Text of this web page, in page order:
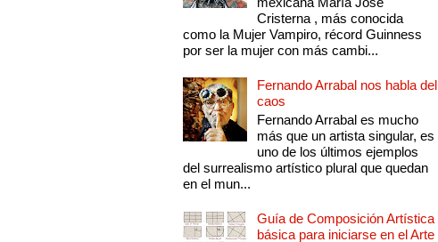
Cristerna , más conocida
como la Mujer Vampiro, récord Guinness
por ser la mujer con más cambi...
Fernando Arrabal nos habla del
caos
Fernando Arrabal es mucho
más que un artista singular, es
uno de los últimos ejemplos
del surrealismo artístico plural que quedan
en el mun...
Guía de Composición Artística
básica para iniciarse en el Arte